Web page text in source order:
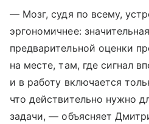
— Мозг, судя по всему,
эргономичнее:
предварительной оценки
на месте, там, где сигнал
и в работу включается
что действительно нужно
задачи, — объясняет